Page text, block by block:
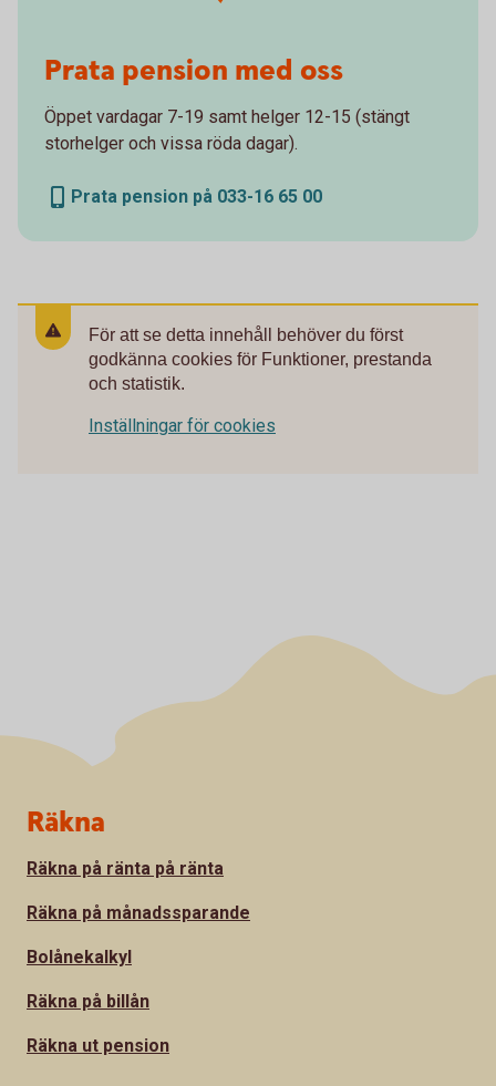
Prata pension med oss
Öppet vardagar 7-19 samt helger 12-15 (stängt
storhelger och vissa röda dagar).
Prata pension på 033-16 65 00
För att se detta innehåll behöver du först
godkänna cookies för Funktioner, prestanda
och statistik.
Inställningar för cookies
Sidfot
Räkna
Räkna på ränta på ränta
Räkna på månadssparande
Bolånekalkyl
Räkna på billån
Räkna ut pension